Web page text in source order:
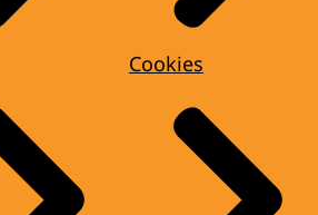
Cookies